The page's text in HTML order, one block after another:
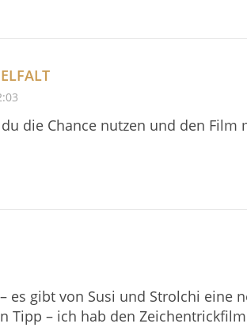
die Chance nutzen und den
es gibt von Susi und Strolchi eine
Tipp – ich hab den